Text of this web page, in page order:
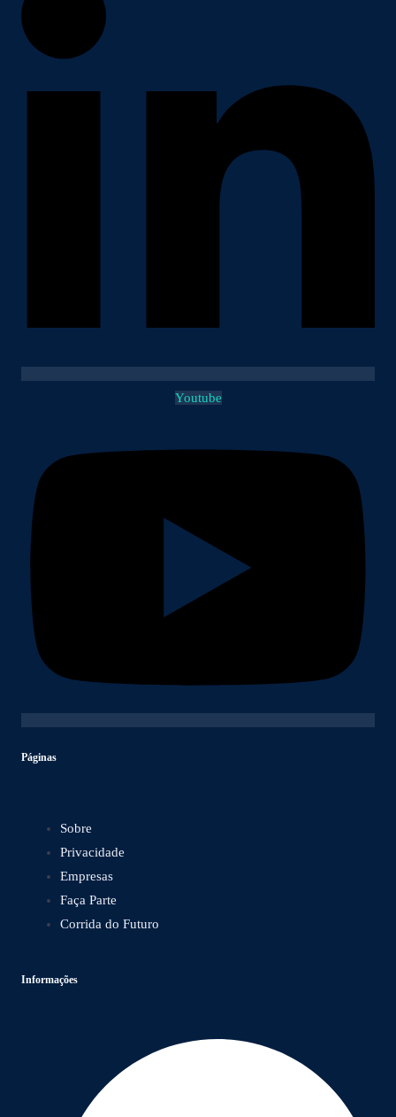
Youtube
Páginas
Sobre
Privacidade
Empresas
Faça Parte
Corrida do Futuro
Informações